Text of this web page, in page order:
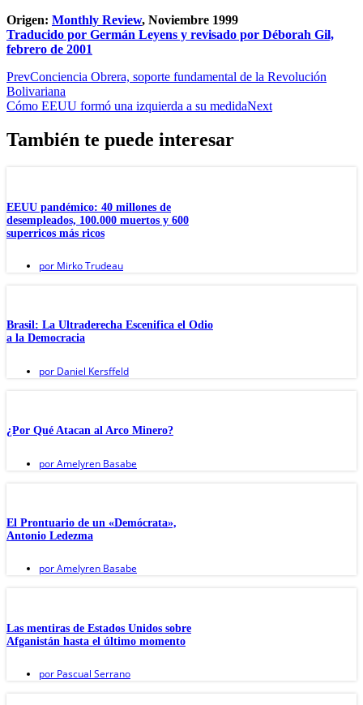
Origen: Monthly Review, Noviembre 1999
Traducido por Germán Leyens y revisado por Déborah Gil,
febrero de 2001
PrevConciencia Obrera, soporte fundamental de la Revolución
Bolivariana
Cómo EEUU formó una izquierda a su medidaNext
También te puede interesar
EEUU pandémico: 40 millones de
desempleados, 100.000 muertos y 600
superricos más ricos
por Mirko Trudeau
Brasil: La Ultraderecha Escenifica el Odio
a la Democracia
por Daniel Kersffeld
¿Por Qué Atacan al Arco Minero?
porAmelyren Basabe
El Prontuario de un «Demócrata»,
Antonio Ledezma
porAmelyren Basabe
Las mentiras de Estados Unidos sobre
Afganistán hasta el último momento
por Pascual Serrano